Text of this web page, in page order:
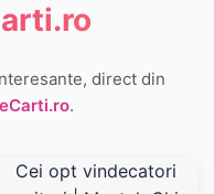
direct din
.